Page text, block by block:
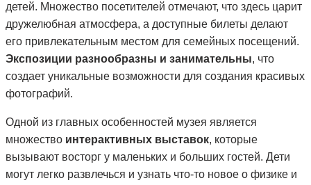
детей. Множество посетителей отмечают, что здесь царит
дружелюбная атмосфера, а доступные билеты делают
его привлекательным местом для семейных посещений.
Экспозиции разнообразны и занимательны, что
создает уникальные возможности для создания красивых
фотографий.
Одной из главных особенностей музея является
множество интерактивных выставок, которые
вызывают восторг у маленьких и больших гостей. Дети
могут легко развлечься и узнать что-то новое о физике и